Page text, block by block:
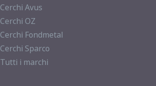
Cerchi Avus
Cerchi OZ
Cerchi Fondmetal
Cerchi Sparco
Tutti i marchi